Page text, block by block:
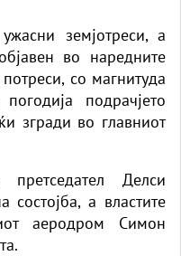
земјотреси, а
во наредните
со магнитуда
подрачјето
згради во главниот
Делси
состојба, а властите
аеродром Симон